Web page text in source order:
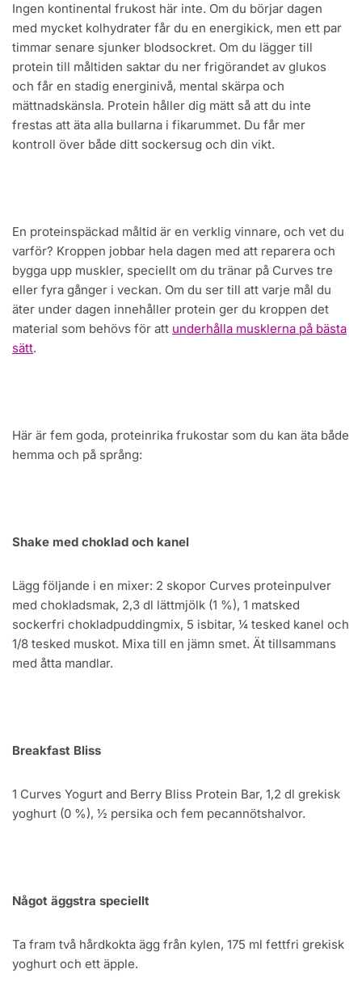
Ingen kontinental frukost här inte. Om du börjar dagen
med mycket kolhydrater får du en energikick, men ett par
timmar senare sjunker blodsockret. Om du lägger till
protein till måltiden saktar du ner frigörandet av glukos
och får en stadig energinivå, mental skärpa och
mättnadskänsla. Protein håller dig mätt så att du inte
frestas att äta alla bullarna i fikarummet. Du får mer
kontroll över både ditt sockersug och din vikt.
En proteinspäckad måltid är en verklig vinnare, och vet du
varför? Kroppen jobbar hela dagen med att reparera och
bygga upp muskler, speciellt om du tränar på Curves tre
eller fyra gånger i veckan. Om du ser till att varje mål du
äter under dagen innehåller protein ger du kroppen det
material som behövs för att underhålla musklerna på bästa
sätt.
Här är fem goda, proteinrika frukostar som du kan äta både
hemma och på språng:
Shake med choklad och kanel
Lägg följande i en mixer: 2 skopor Curves proteinpulver
med chokladsmak, 2,3 dl lättmjölk (1 %), 1 matsked
sockerfri chokladpuddingmix, 5 isbitar, ¼ tesked kanel och
1/8 tesked muskot. Mixa till en jämn smet. Ät tillsammans
med åtta mandlar.
Breakfast Bliss
1 Curves Yogurt and Berry Bliss Protein Bar, 1,2 dl grekisk
yoghurt (0 %), ½ persika och fem pecannötshalvor.
Något äggstra speciellt
Ta fram två hårdkokta ägg från kylen, 175 ml fettfri grekisk
yoghurt och ett äpple.